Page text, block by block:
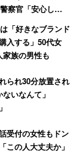
察官「安心した
は田舎が一番多
「好きなブランド
入する」50代女
族の男性も
られ30分放置され
いなんて」
受付の女性もドン
の人大丈夫か」